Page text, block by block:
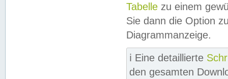
Tabelle zu einem
Sie dann die Option
Diagrammanzeige.
ℹ️ Eine detaillierte
den gesamten